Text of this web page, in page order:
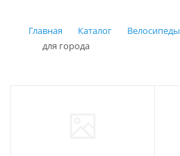
Главная Каталог Велосипеды
для города